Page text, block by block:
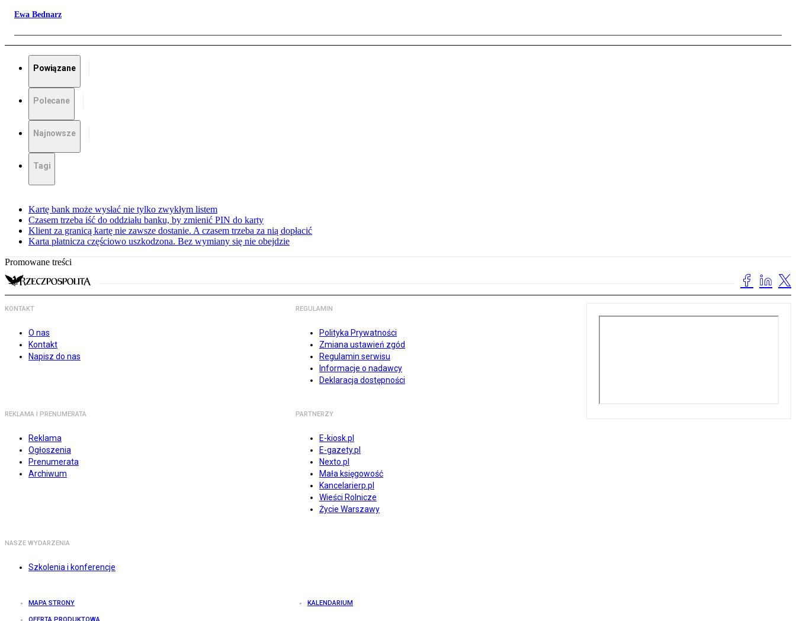
Ewa Bednarz
Powiązane
Polecane
Najnowsze
Tagi
Kartę bank może wysłać nie tylko zwykłym listem
Czasem trzeba iść do oddziału banku, by zmienić PIN do karty
Klient za granicą kartę nie zawsze dostanie. A czasem trzeba za nią dopłacić
Karta płatnicza częściowo uszkodzona. Bez wymiany się nie obejdzie
Promowane treści
KONTAKT
O nas
Kontakt
Napisz do nas
REGULAMIN
Polityka Prywatności
Zmiana ustawień zgód
Regulamin serwisu
Informacje o nadawcy
Deklaracja dostępności
REKLAMA I PRENUMERATA
Reklama
Ogłoszenia
Prenumerata
Archiwum
PARTNERZY
E-kiosk.pl
E-gazety.pl
Nexto.pl
Mała księgowość
Kancelarierp.pl
Wieści Rolnicze
Życie Warszawy
NASZE WYDARZENIA
Szkolenia i konferencje
MAPA STRONY KALENDARIUM